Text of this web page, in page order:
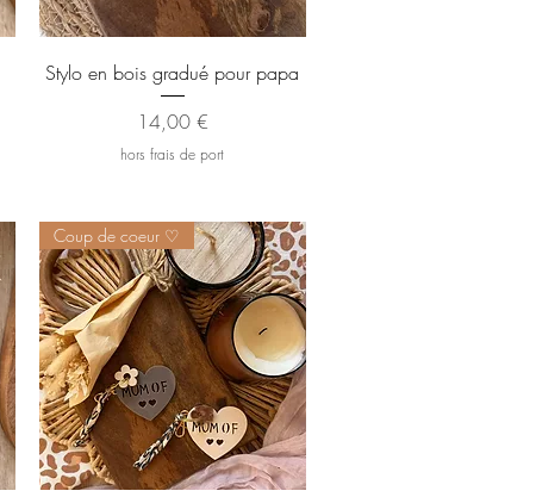
Aperçu rapide
Stylo en bois gradué pour papa
Prix
14,00 €
hors frais de port
Coup de coeur ♡